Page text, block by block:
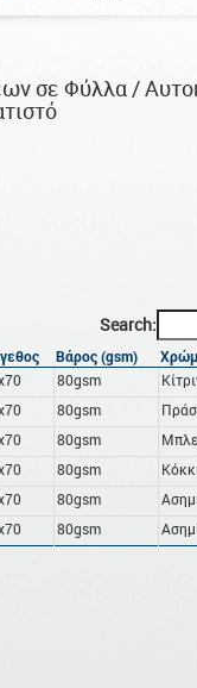
σε Φύλλα /
Search:
Βάρος (gsm)
80gsm
80gsm
80gsm Μπλε
80gsm
80gsm
80gsm